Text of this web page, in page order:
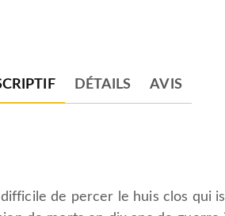
DÉTAILS AVIS
difficile de percer le huis clos qui